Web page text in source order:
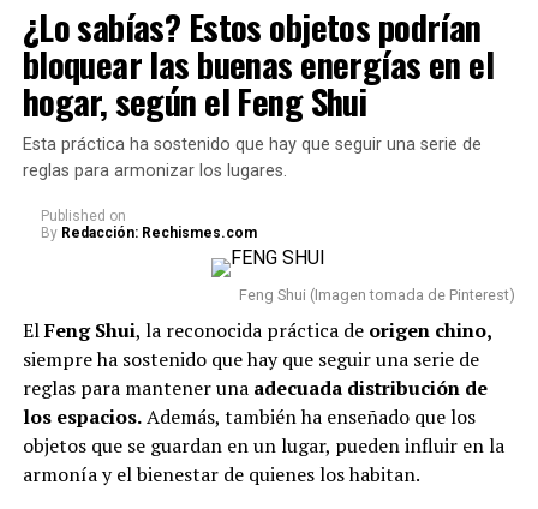
¿Lo sabías? Estos objetos podrían
bloquear las buenas energías en el
hogar, según el Feng Shui
Esta práctica ha sostenido que hay que seguir una serie de
reglas para armonizar los lugares.
Published on
By Redacción: Rechismes.com
Feng Shui (Imagen tomada de Pinterest)
ElFeng Shui, la reconocida práctica deorigen chino,
siempre ha sostenido que hay que seguir una serie de
reglas para mantener unaadecuada distribución de
los espacios.Además, también ha enseñado que los
objetos que se guardan en un lugar, pueden influir en la
armonía y el bienestar de quienes los habitan.